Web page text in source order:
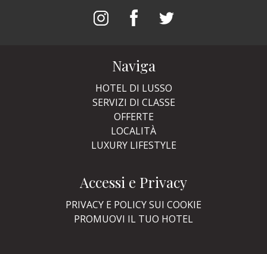
Naviga
HOTEL DI LUSSO
SERVIZI DI CLASSE
OFFERTE
LOCALITÀ
LUXURY LIFESTYLE
Accessi e Privacy
PRIVACY E POLICY SUI COOKIE
PROMUOVI IL TUO HOTEL